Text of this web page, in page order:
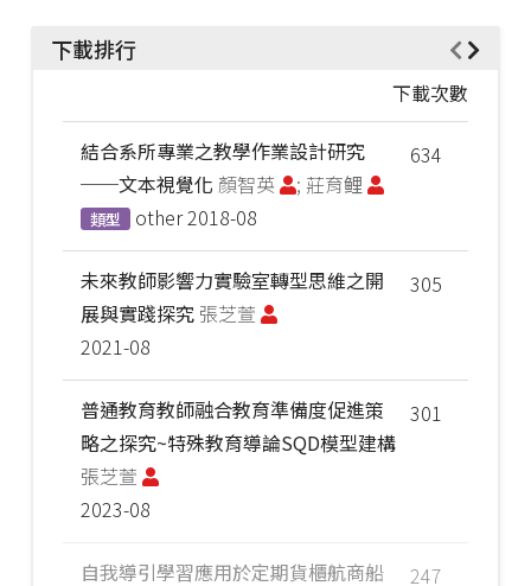
下載排行
下載次數
634
結合系所專業之教學作業設計研究
──文本視覺化 顏智英 ; 莊育鲤
類型 other2018-08
305
未來教師影響力實驗室轉型思維之開
展與實踐探究 張芝萱
2021-08
301
普通教育教師融合教育準備度促進策
略之探究~特殊教育導論SQD模型建構
張芝萱
2023-08
247
自我導引學習應用於定期貨櫃航商船